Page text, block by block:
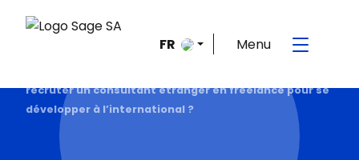
FR Menu
recruter un consultant étranger en freelance pour se
développer à l’international ?